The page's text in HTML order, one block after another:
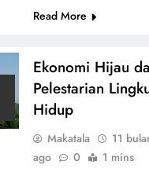
Read More
Ekonomi Hijau
Pelestarian
Hidup
Makatala
11
ago
0 1 mins